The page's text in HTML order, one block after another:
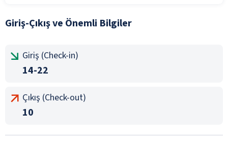
Giriş-Çıkış ve Önemli Bilgiler
Giriş (Check-in)
14-22
Çıkış (Check-out)
10